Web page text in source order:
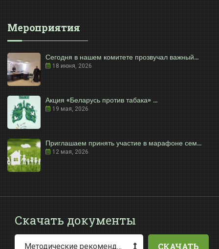
Мероприятия
Сегодня в нашем комитете прозвучал важный...
18 июня, 2026
Акция «Беларусь против табака» ...
19 мая, 2026
Приглашаем принять участие в марафоне сем...
12 мая, 2026
Скачать документы
Методические рекомендации по заполнению заявления о выдаче разрешения на специальное водопользование СКАЧАТЬ